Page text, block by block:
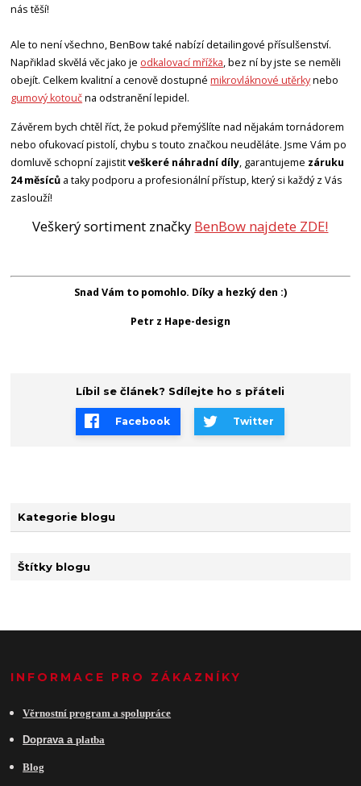
Kategorie blogu
Štítky blogu
nás těší!
Ale to není všechno, BenBow také nabízí detailingové přísulšenství.
Napřiklad skvělá věc jako je odkalovací mřížka, bez ní by jste se neměli
obejít. Celkem kvalitní a cenově dostupnémikrovláknové utěrkynebo
gumový kotoučna odstranění lepidel.
Závěrem bych chtěl říct, že pokud přemýšlíte nad nějakám tornádorem
nebo ofukovací pistolí, chybu s touto značkou neuděláte. Jsme Vám po
domluvě schopní zajistitveškeré náhradní díly, garantujeme záruku
24 měsíců a taky podporu a profesionální přístup, který si každý z Vás
zaslouží!
Veškerý sortiment značky BenBow najdete ZDE!
Snad Vám to pomohlo. Díky a hezký den :)
Petr z Hape-design
Líbil se článek? Sdílejte ho s přáteli
Facebook Twitter
INFORMACE PRO ZÁKAZNÍKY
Věrnostní program a spolupráce
Doprava aplatba
Blog